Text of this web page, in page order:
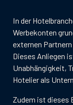
In der
Werbekonten
externen
Dieses Anliegen
Unabhängigkeit,
Hotelier als
Zudem ist dieses